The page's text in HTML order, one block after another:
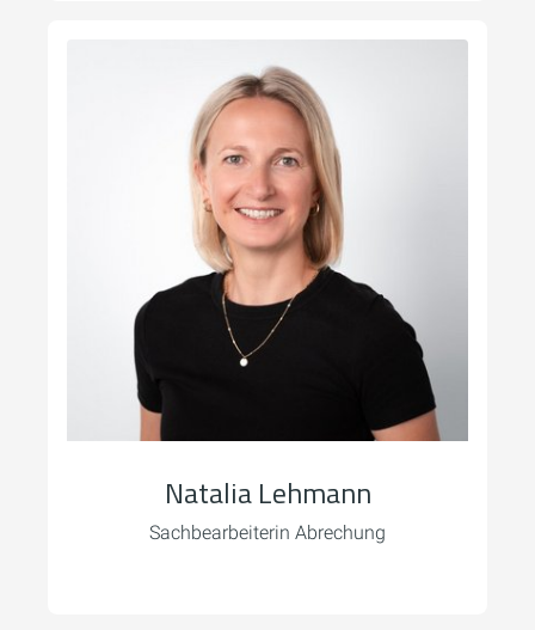
Natalia Lehmann
Sachbearbeiterin Abrechung